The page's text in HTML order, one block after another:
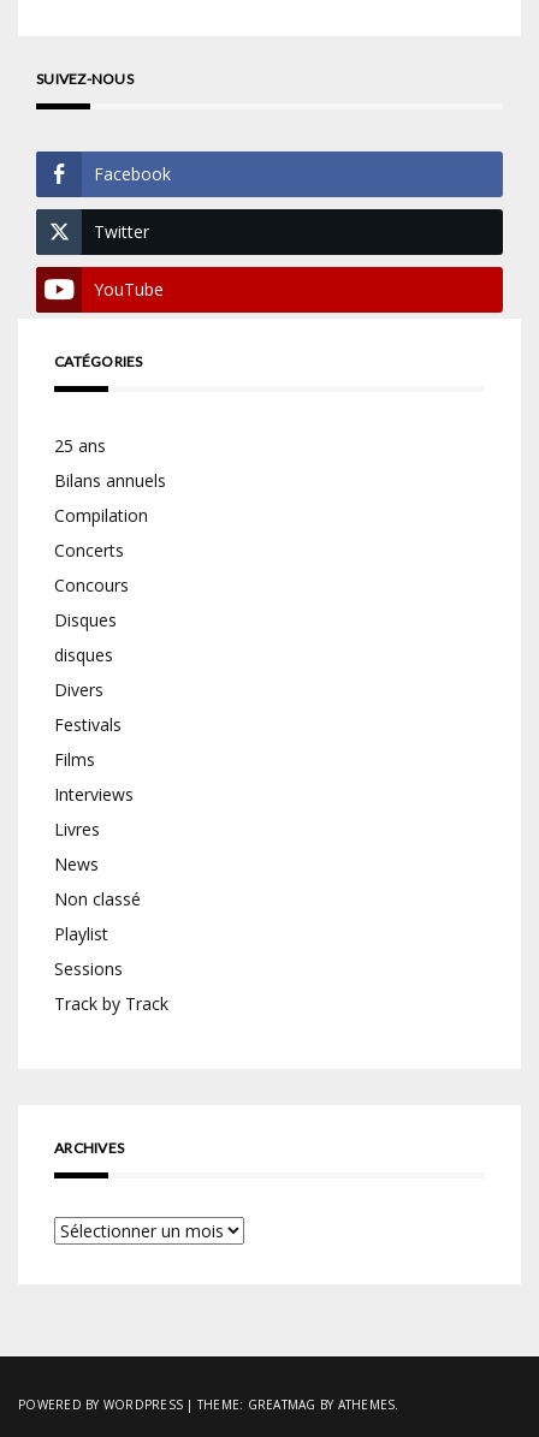
SUIVEZ-NOUS
Facebook
Twitter
YouTube
CATÉGORIES
25 ans
Bilans annuels
Compilation
Concerts
Concours
Disques
disques
Divers
Festivals
Films
Interviews
Livres
News
Non classé
Playlist
Sessions
Track by Track
ARCHIVES
Archives
POWERED BY WORDPRESS |THEME: GREATMAG BY ATHEMES.